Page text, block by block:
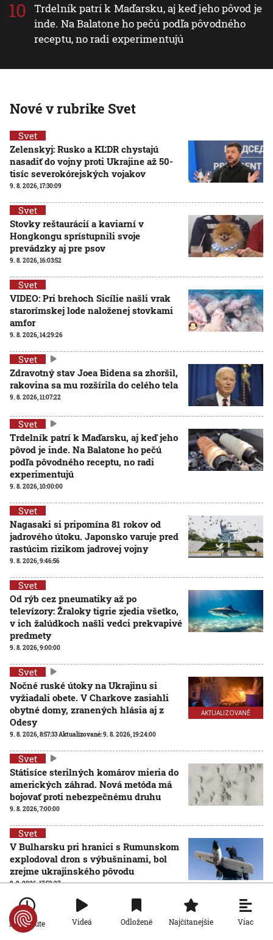
Trdelník patrí k Maďarsku, aj keď jeho pôvod je
inde. Na Balatone ho pečú podľa pôvodného
receptu, no radi experimentujú
Nové v rubrike Svet
Svet
Zelenskyj: Rusko a KĽDR chystajú
nasadiť do vojny proti Ukrajine až 50-
tisíc severokórejských vojakov
9. 8. 2026, 17:30:09
Svet
Stovky reštaurácií a kaviarní v
Hongkongu sprístupnili svoje
prevádzky aj pre psov
9. 8. 2026, 16:03:52
Svet
VIDEO: Pri brehoch Sicílie našli vrak
starorímskej lode naloženej stovkami
amfor
9. 8. 2026, 14:29:26
Svet
Zdravotný stav Joea Bidena sa zhoršil,
rakovina sa mu rozšírila do celého tela
9. 8. 2026, 11:07:22
Svet
Trdelník patrí k Maďarsku, aj keď jeho
pôvod je inde. Na Balatone ho pečú
podľa pôvodného receptu, no radi
experimentujú
9. 8. 2026, 10:00:00
Svet
Nagasaki si pripomína 81 rokov od
jadrového útoku. Japonsko varuje pred
rastúcim rizikom jadrovej vojny
9. 8. 2026, 9:46:56
Svet
Od rýb cez pneumatiky až po
televízory: Žraloky tigrie zjedia všetko,
v ich žalúdkoch našli vedci prekvapivé
predmety
9. 8. 2026, 9:00:00
AKTUALIZOVANÉ
Svet
Nočné ruské útoky na Ukrajinu si
vyžiadali obete. V Charkove zasiahli
obytné domy, zranených hlásia aj z
Odesy
9. 8. 2026, 8:57:33Aktualizované:9. 8. 2026, 19:24:00
Svet
Státisíce sterilných komárov mieria do
amerických záhrad. Nová metóda má
bojovať proti nebezpečnému druhu
9. 8. 2026, 7:00:00
Svet
V Bulharsku pri hranici s Rumunskom
explodoval dron s výbušninami, bol
zrejme ukrajinského pôvodu
8. 8. 2026, 17:52:27
Po minúte Videá Odložené Najčítanejšie Viac